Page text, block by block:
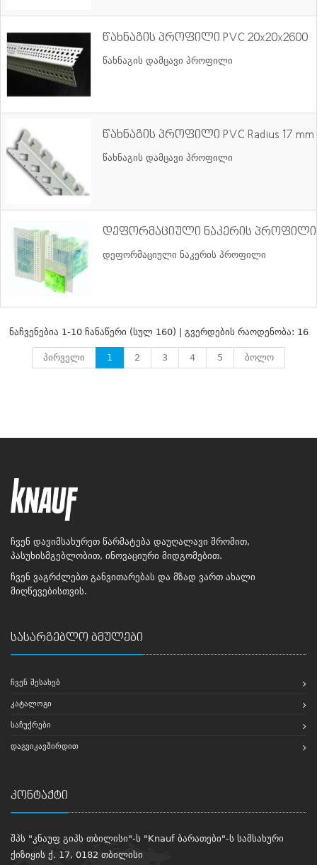
წახნაგის პროფილი PVC 20x20x2600
წახნაგის დამცავი პროფილი
წახნაგის პროფილი PVC Radius 17 mm
წახნაგის დამცავი პროფილი
დეფორმაციული ნაკერის პროფილი
დეფორმაციული ნაკერის პროფილი
ნაჩვენებია 1-10 ჩანაწერი (სულ 160) | გვერდების რაოდენობა: 16
პირველი 1 2 3 4 5 ბოლო
ჩვენ დავიმსახურეთ წარმატება დაუღალავი შრომით,
პასუხისმგებლობით, ინოვაციური მიდგომებით.
ჩვენ ვაგრძლებთ განვითარებას და მზად ვართ ახალი
მიღწევებისთვის.
სასარგებლო ბმულები
ᲩᲕᲔᲜ ᲨᲔᲡᲐᲮᲔᲑ
ᲙᲐᲢᲐᲚᲝᲒᲘ
ᲡᲐᲩᲣᲥᲠᲔᲑᲘ
ᲓᲐᲒᲕᲘᲙᲐᲕᲨᲘᲠᲓᲘᲗ
კონტაქტი
შპს "კნაუფ გიპს თბილისი"-ს "Knauf ბარათები"-ს სამსახური
ქიზიყის ქ. 17, 0182 თბილისი